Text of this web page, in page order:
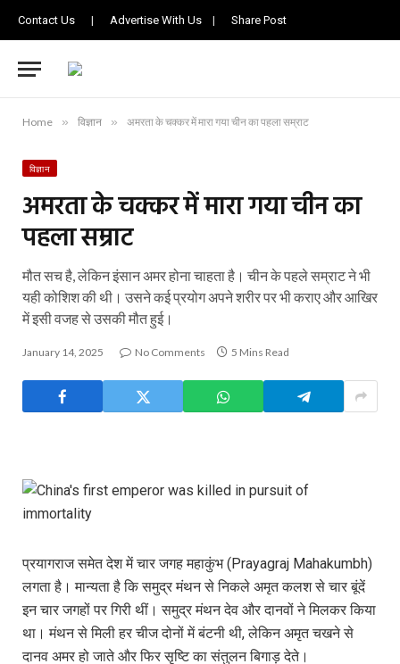
Contact Us | Advertise With Us | Share Post
Home » विज्ञान » अमरता के चक्कर में मारा गया चीन का पहला सम्राट
विज्ञान
अमरता के चक्कर में मारा गया चीन का
पहला सम्राट
मौत सच है, लेकिन इंसान अमर होना चाहता है। चीन के पहले सम्राट ने भी
यही कोशिश की थी। उसने कई प्रयोग अपने शरीर पर भी कराए और आखिर
में इसी वजह से उसकी मौत हुई।
January 14, 2025 No Comments 5 Mins Read
प्रयागराज समेत देश में चार जगह महाकुंभ (Prayagraj Mahakumbh)
लगता है। मान्यता है कि समुद्र मंथन से निकले अमृत कलश से चार बूंदें
इन चार जगहों पर गिरी थीं। समुद्र मंथन देव और दानवों ने मिलकर किया
था। मंथन से मिली हर चीज दोनों में बंटनी थी, लेकिन अमृत चखने से
दानव अमर हो जाते और फिर सृष्टि का संतुलन बिगाड़ देते।